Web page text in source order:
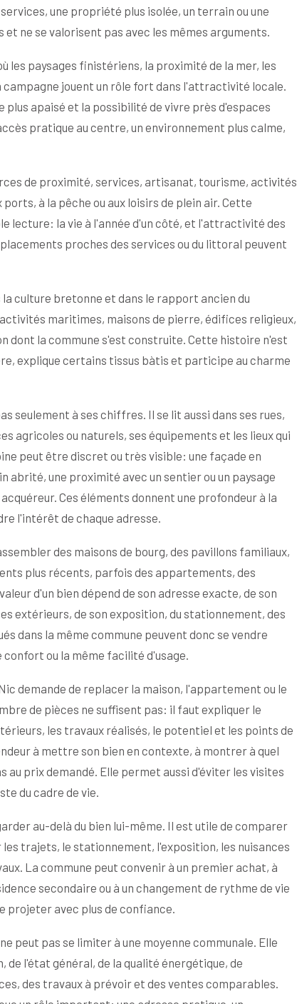
une propriété plus isolée, un terrain ou une
ne se valorisent pas avec les mêmes arguments.
les paysages finistériens, la proximité de la mer, les
campagne jouent un rôle fort dans l'attractivité locale.
apaisé et la possibilité de vivre près d'espaces
pratique au centre, un environnement plus calme,
de proximité, services, artisanat, tourisme, activités
à la pêche ou aux loisirs de plein air. Cette
lecture: la vie à l'année d'un côté, et l'attractivité des
proches des services ou du littoral peuvent
culture bretonne et dans le rapport ancien du
maritimes, maisons de pierre, édifices religieux,
dont la commune s'est construite. Cette histoire n'est
explique certains tissus bàtis et participe au charme
à ses chiffres. Il se lit aussi dans ses rues,
agricoles ou naturels, ses équipements et les lieux qui
peut être discret ou très visible: une façade en
abrité, une proximité avec un sentier ou un paysage
Ces éléments donnent une profondeur à la
l'intérêt de chaque adresse.
des maisons de bourg, des pavillons familiaux,
plus récents, parfois des appartements, des
d'un bien dépend de son adresse exacte, de son
extérieurs, de son exposition, du stationnement, des
dans la même commune peuvent donc se vendre
ou la même facilité d'usage.
demande de replacer la maison, l'appartement ou le
de pièces ne suffisent pas: il faut expliquer le
les travaux réalisés, le potentiel et les points de
à mettre son bien en contexte, à montrer à quel
prix demandé. Elle permet aussi d'éviter les visites
du cadre de vie.
au-delà du bien lui-même. Il est utile de comparer
trajets, le stationnement, l'exposition, les nuisances
La commune peut convenir à un premier achat, à
secondaire ou à un changement de rythme de vie
projeter avec plus de confiance.
peut pas se limiter à une moyenne communale. Elle
l'état général, de la qualité énergétique, de
des travaux à prévoir et des ventes comparables.